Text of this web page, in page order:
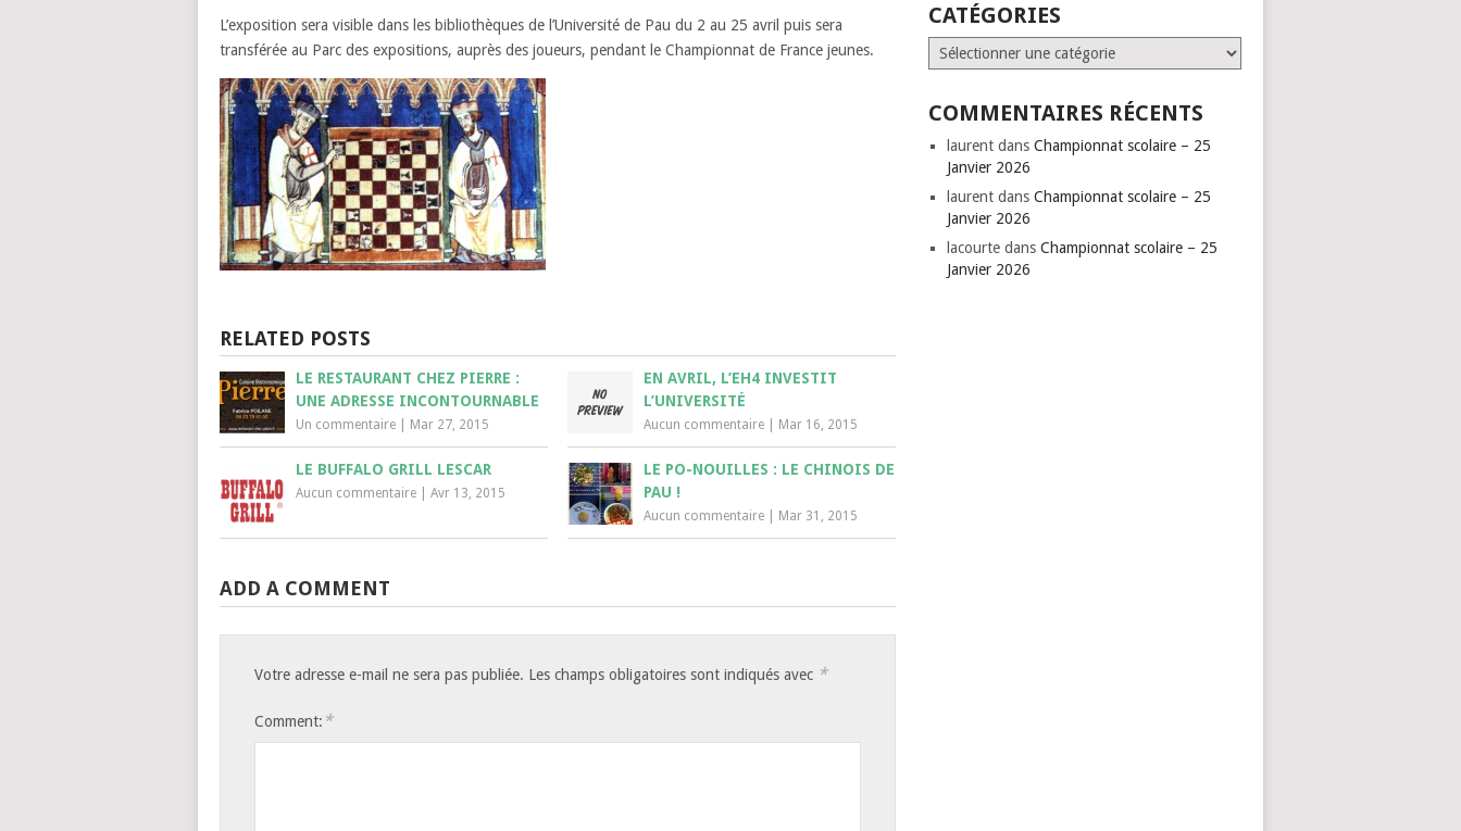
L’exposition sera visible dans les bibliothèques de l’Université de Pau du 2 au 25 avril puis sera
transférée au Parc des expositions, auprès des joueurs, pendant le Championnat de France jeunes.
RELATED POSTS
LE RESTAURANT CHEZ PIERRE :
UNE ADRESSE INCONTOURNABLE
Un commentaire Mar 27, 2015
EN AVRIL, L’EH4 INVESTIT
L’UNIVERSITÉ
Aucun commentaire Mar 16, 2015
LE BUFFALO GRILL LESCAR
Aucun commentaire Avr 13, 2015
LE PO-NOUILLES : LE CHINOIS DE
PAU !
Aucun commentaire Mar 31, 2015
ADD A COMMENT
Votre adresse e-mail ne sera pas publiée. Les champs obligatoires sont indiqués avec *
Comment: *
CATÉGORIES
Catégories
COMMENTAIRES RÉCENTS
laurent dansChampionnat scolaire – 25
Janvier 2026
laurent dansChampionnat scolaire – 25
Janvier 2026
lacourte dansChampionnat scolaire – 25
Janvier 2026